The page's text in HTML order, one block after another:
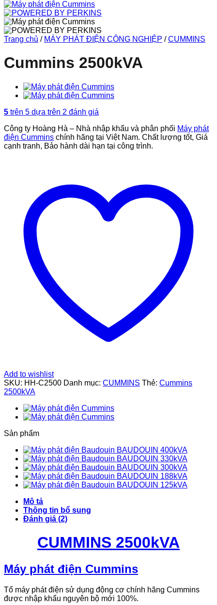
Trang chủ / MÁY PHÁT ĐIỆN CÔNG NGHIỆP / CUMMINS
Cummins 2500kVA
5 trên 5 dựa trên 2 đánh giá
Công ty Hoàng Hà – Nhà nhập khẩu và phân phối Máy phát
điện Cummins chính hãng tại Việt Nam. Chất lượng tốt, Giá
cạnh tranh, Bảo hành dài hạn tại công trình.
Add to wishlist
SKU: HH-C2500 Danh mục: CUMMINS Thẻ: Cummins
2500kVA
Sản phẩm
BAUDOUIN 400kVA
BAUDOUIN 330kVA
BAUDOUIN 300kVA
BAUDOUIN 188kVA
BAUDOUIN 125kVA
Mô tả
Thông tin bổ sung
Đánh giá (2)
CUMMINS 2500kVA
Máy phát điện Cummins
Tổ máy phát điện sử dụng động cơ chính hãng Cummins
được nhập khẩu nguyên bộ mới 100%.